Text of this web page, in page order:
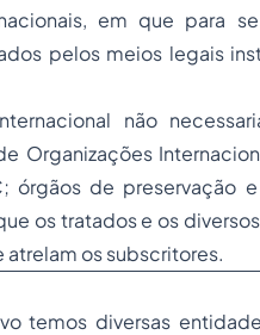
em que para
pelos meios legais
não
Organizações
órgãos de preservação
os tratados e os
os subscritores.
temos diversas